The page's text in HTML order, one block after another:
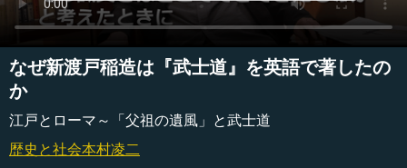
なぜ新渡戸稲造は『武士道』を英語で著したの
か
江戸とローマ～「父祖の遺風」と武士道
歴史と社会本村凌二